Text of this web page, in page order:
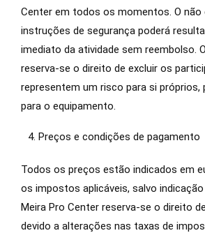
Center em todos os momentos. O não
instruções de segurança poderá
imediato da atividade sem reembolso.
reserva-se o direito de excluir os
representem um risco para si próprios,
para o equipamento.
Preços e condições de pagamento
Todos os preços estão indicados em
os impostos aplicáveis, salvo
Meira Pro Center reserva-se o direito
devido a alterações nas taxas de